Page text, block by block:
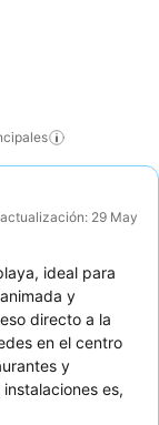
29 May
ideal para
y
directo a la
en el centro
y
es,